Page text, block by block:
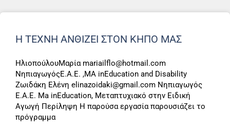
Η ΤΈΧΝΗ ΑΝΘΊΖΕΙ ΣΤΟΝ ΚΉΠΟ ΜΑΣ
ΗλιοπούλουΜαρία mariailflo@hotmail.com
ΝηπιαγωγόςΕ.Α.Ε. ,ΜΑ inEducation and Disability
Ζωιδάκη Ελένη elinazoidaki@gmail.com Νηπιαγωγός
Ε.Α.Ε. Ma inEducation, Μεταπτυχιακό στην Ειδική
Αγωγή Περίληψη Η παρούσα εργασία παρουσιάζει το
πρόγραμμα